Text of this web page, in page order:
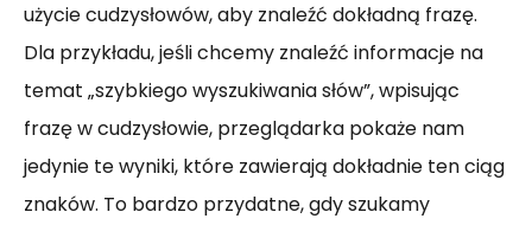
użycie cudzysłowów, aby znaleźć dokładną frazę.
Dla przykładu, jeśli chcemy znaleźć informacje na
temat „szybkiego wyszukiwania słów”, wpisując
frazę w cudzysłowie, przeglądarka pokaże nam
jedynie te wyniki, które zawierają dokładnie ten ciąg
znaków. To bardzo przydatne, gdy szukamy